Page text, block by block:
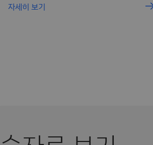
자세히 보기